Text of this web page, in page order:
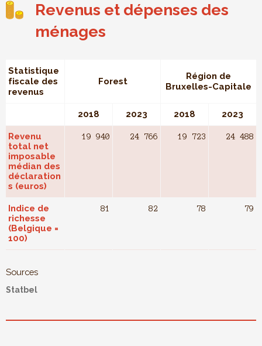
Revenus et dépenses des
ménages
Statistique
fiscale des
revenus
Forest
Région de
Bruxelles-Capitale
2018 2023 2018 2023
Revenu
total net
imposable
médian des
déclaration
s (euros)
19 940 24 766 19 723 24 488
Indice de
richesse
(Belgique =
100)
81 82 78 79
Sources
Statbel